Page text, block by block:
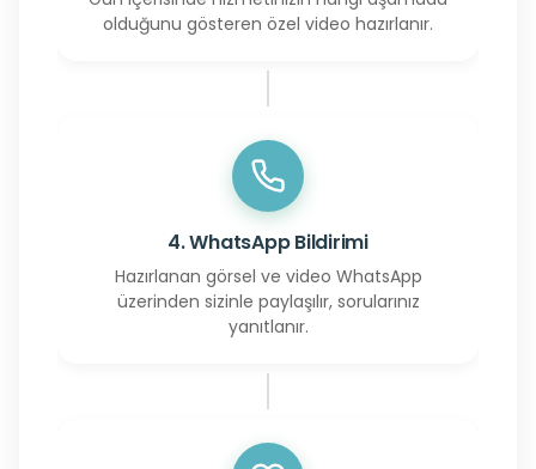
olduğunu gösteren özel video hazırlanır.
4. WhatsApp Bildirimi
Hazırlanan görsel ve video WhatsApp
üzerinden sizinle paylaşılır, sorularınız
yanıtlanır.